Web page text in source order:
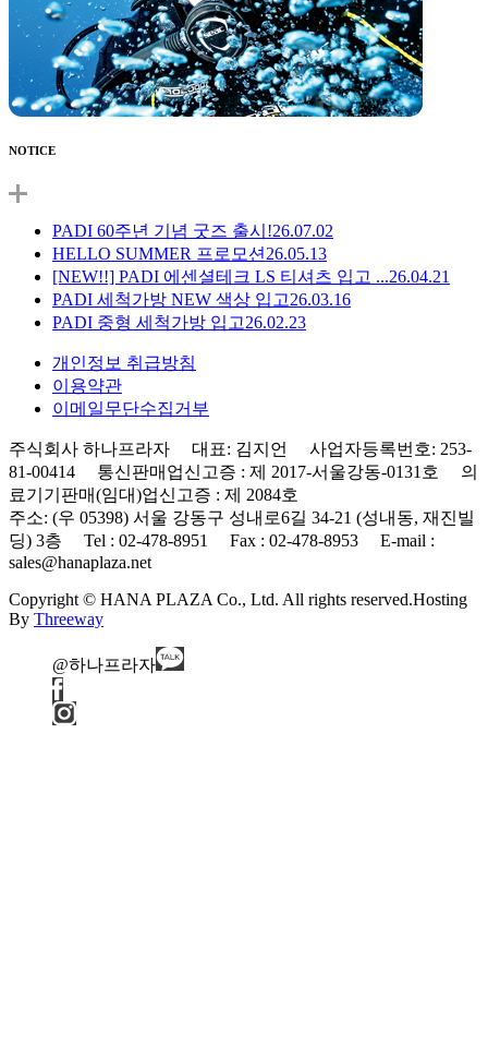
NOTICE
PADI 60주년 기념 굿즈 출시!26.07.02
HELLO SUMMER 프로모션 26.05.13
[NEW!!] PADI 에센셜테크 LS 티셔츠 입고 ...26.04.21
PADI 세척가방 NEW 색상 입고26.03.16
PADI 중형 세척가방 입고26.02.23
개인정보 취급방침
이용약관
이메일무단수집거부
주식회사 하나프라자 대표: 김지언 사업자등록번호: 253-
81-00414 통신판매업신고증 : 제 2017-서울강동-0131호 의
료기기판매(임대)업신고증 : 제 2084호
주소: (우 05398) 서울 강동구 성내로6길 34-21 (성내동, 재진빌
딩) 3층 Tel : 02-478-8951 Fax : 02-478-8953 E-mail :
sales@hanaplaza.net
Copyright © HANA PLAZA Co., Ltd. All rights reserved.Hosting
By Threeway
@하나프라자